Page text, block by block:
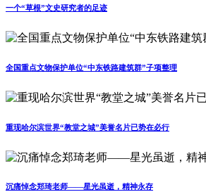
一个“草根”文史研究者的足迹
全国重点文物保护单位“中东铁路建筑群”子项整理
重现哈尔滨世界“教堂之城”美誉名片已势在必行
沉痛悼念郑琦老师——星光虽逝，精神永存